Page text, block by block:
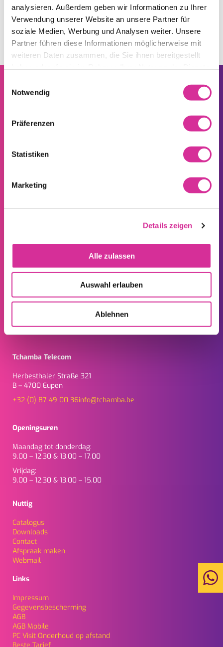
analysieren. Außerdem geben wir Informationen zu Ihrer
Verwendung unserer Website an unsere Partner für
soziale Medien, Werbung und Analysen weiter. Unsere
Partner führen diese Informationen möglicherweise mit
weiteren Daten zusammen, die Sie ihnen bereitgestellt
Notwendig
Präferenzen
Statistiken
Marketing
Details zeigen
Alle zulassen
Auswahl erlauben
Ablehnen
SeitenfussVERTROUWEN IS EEN
TCHAMBA FOR BUSINESS
Tchamba Telecom
Herbesthaler Straße 321
B – 4700 Eupen
+32 (0) 87 49 00 36info@tchamba.be
Openingsuren
Maandag tot donderdag:
9.00 – 12.30 & 13.00 – 17.00
Vrijdag:
9.00 – 12.30 & 13.00 – 15.00
Nuttig
Catalogus
Downloads
Contact
Afspraak maken
Webmail
Links
Impressum
Gegevensbescherming
AGB
AGB Mobile
PC Visit Onderhoud op afstand